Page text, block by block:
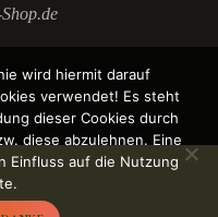
wird hiermit darauf
verwendet! Es steht
dieser Cookies durch
diese abzulehnen. Eine
Einfluss auf die Nutzung